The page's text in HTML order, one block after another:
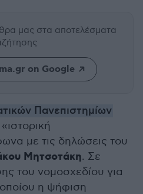
μας στα αποτελέσματα
on Google
Πανεπιστημίων
με τις δηλώσεις του
Μητσοτάκη. Σε
του νομοσχεδίου για
η ψήφιση